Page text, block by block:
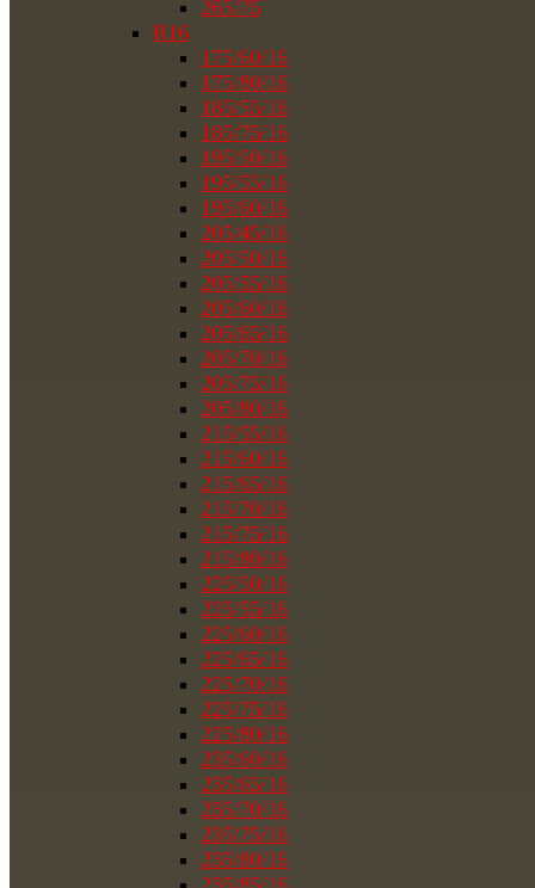
265/75
R16
175/60/16
175/80/16
185/55/16
185/75/16
195/50/16
195/55/16
195/60/16
205/45/16
205/50/16
205/55/16
205/60/16
205/65/16
205/70/16
205/75/16
205/80/16
215/55/16
215/60/16
215/65/16
215/70/16
215/75/16
215/80/16
225/50/16
225/55/16
225/60/16
225/65/16
225/70/16
225/75/16
225/80/16
235/60/16
235/65/16
235/70/16
235/75/16
235/80/16